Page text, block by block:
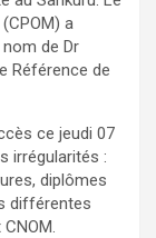
a
de Dr
Référence de
ce jeudi 07
irrégularités :
diplômes
différentes